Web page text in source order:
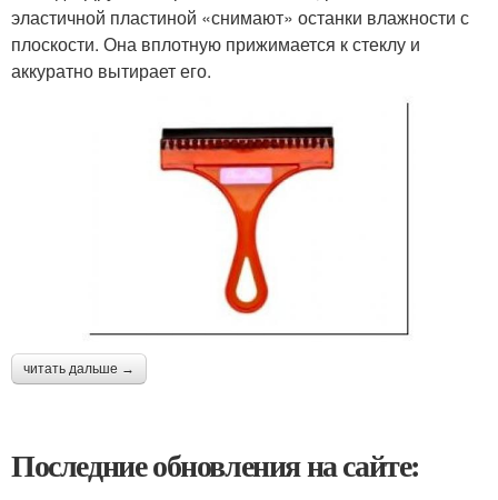
эластичной пластиной «снимают» останки влажности с
плоскости. Она вплотную прижимается к стеклу и
аккуратно вытирает его.
читать дальше →
Последние обновления на сайте: